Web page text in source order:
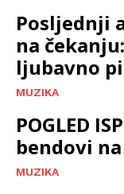
Posljednji
na
ljubavno
MUZIKA
POGLED
bendovi na
MUZIKA